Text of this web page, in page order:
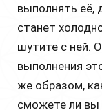
выполнять её,
станет
шутите с ней.
выполнения
же образом,
cможете ли вы